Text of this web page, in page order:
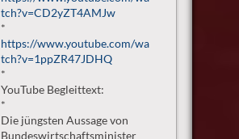
tch?v=CD2yZT4AMJw
*
https://www.youtube.com/wa
tch?v=1ppZR47JDHQ
*
YouTube Begleittext:
*
Die jüngsten Aussage von
Bundeswirtschaftsminister